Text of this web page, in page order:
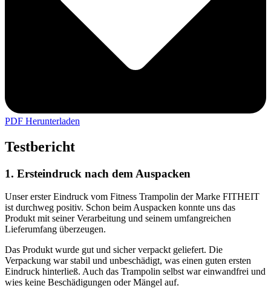
PDF Herunterladen
Testbericht
1. Ersteindruck nach dem Auspacken
Unser erster Eindruck vom Fitness Trampolin der Marke FITHEIT
ist durchweg positiv. Schon beim Auspacken konnte uns das
Produkt mit seiner Verarbeitung und seinem umfangreichen
Lieferumfang überzeugen.
Das Produkt wurde gut und sicher verpackt geliefert. Die
Verpackung war stabil und unbeschädigt, was einen guten ersten
Eindruck hinterließ. Auch das Trampolin selbst war einwandfrei und
wies keine Beschädigungen oder Mängel auf.